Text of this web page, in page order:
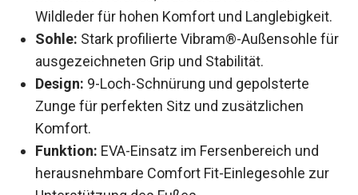
Material: Weiches, wasserabweisendes
Wildleder für hohen Komfort und
Langlebigkeit.
Sohle:Stark profilierte Vibram®-Außensohle
für ausgezeichneten Grip und Stabilität.
Design: 9-Loch-Schnürung und gepolsterte
Zunge für perfekten Sitz und zusätzlichen
Komfort.
Funktion:EVA-Einsatz im Fersenbereich und